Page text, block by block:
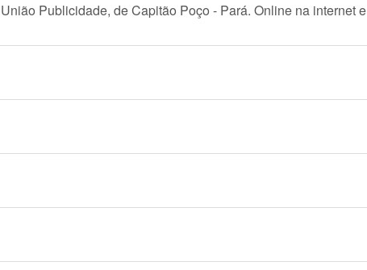
Publicidade, de Capitão Poço - Pará. Online na internet e